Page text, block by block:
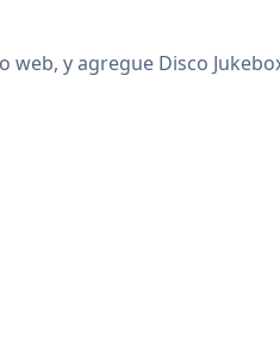
y agregue Disco